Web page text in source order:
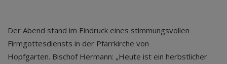
Der Abend stand im Eindruck eines stimmungsvollen
Firmgottesdiensts in der Pfarrkirche von
Hopfgarten. Bischof Hermann: „Heute ist ein herbstlicher